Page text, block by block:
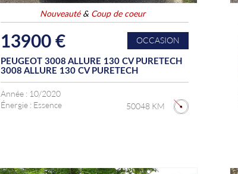
Nouveauté& Coup de coeur
13900 € OCCASION
PEUGEOT 3008 ALLURE 130 CV PURETECH
3008 ALLURE 130 CV PURETECH
Année : 10/2020
Énergie : Essence 50048 KM